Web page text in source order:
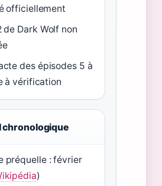
officiellement
de Dark Wolf non
des épisodes 5 à
à vérification
chronologique
préquelle : février
)